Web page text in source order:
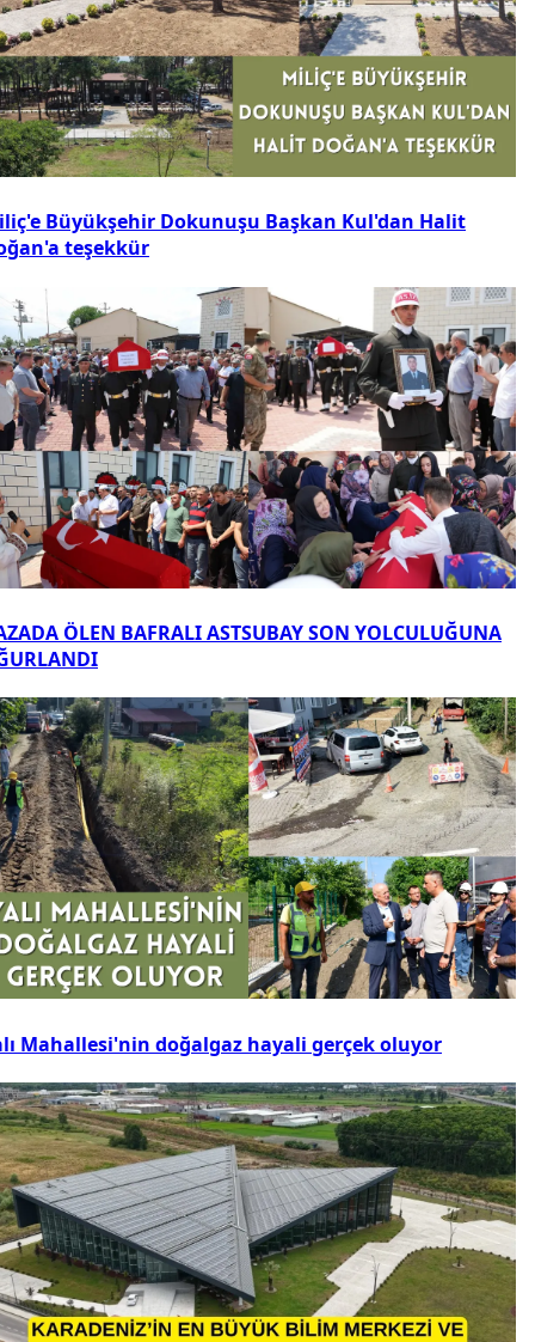
Büyükşehir Dokunuşu Başkan Kul'dan Halit
teşekkür
ÖLEN BAFRALI ASTSUBAY SON YOLCULUĞUNA
Mahallesi'nin doğalgaz hayali gerçek oluyor